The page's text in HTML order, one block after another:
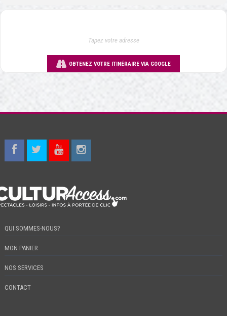
OBTENEZ VOTRE ITINÉRAIRE VIA GOOGLE
QUI SOMMES-NOUS?
MON PANIER
NOS SERVICES
CONTACT